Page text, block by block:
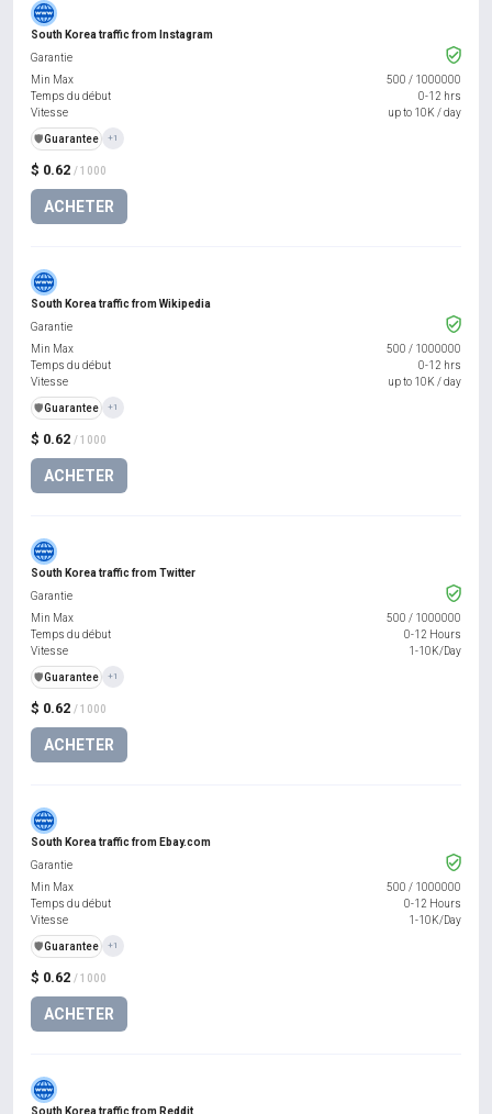
South Korea traffic from Instagram
$ 0.62 / 1000
ACHETER
Garantie
Min Max
500 / 1000000
Temps du début
0-12 hrs
Vitesse
up to 10K / day
️🛡️Guarantee +1
South Korea traffic from Wikipedia
$ 0.62 / 1000
ACHETER
Garantie
Min Max
500 / 1000000
Temps du début
0-12 hrs
Vitesse
up to 10K / day
️🛡️Guarantee +1
South Korea traffic from Twitter
$ 0.62 / 1000
ACHETER
Garantie
Min Max
500 / 1000000
Temps du début
0-12 Hours
Vitesse
1-10K/Day
️🛡️Guarantee +1
South Korea traffic from Ebay.com
$ 0.62 / 1000
ACHETER
Garantie
Min Max
500 / 1000000
Temps du début
0-12 Hours
Vitesse
1-10K/Day
️🛡️Guarantee +1
South Korea traffic from Reddit